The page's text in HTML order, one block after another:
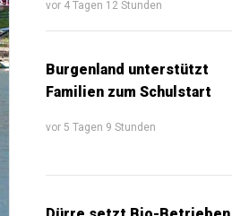
vor 4 Tagen 12 Stunden
Burgenland unterstützt
Familien zum Schulstart
vor 5 Tagen 9 Stunden